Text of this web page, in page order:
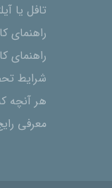
تافل یا
راهنمای
راهنمای
شرایط
هر آنچه
معرفی